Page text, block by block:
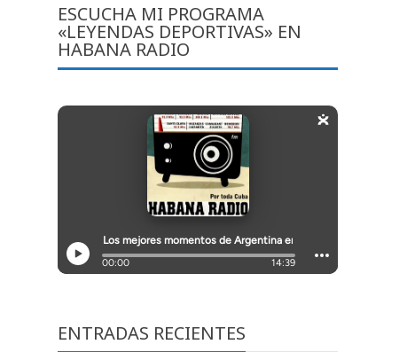
ESCUCHA MI PROGRAMA
«LEYENDAS DEPORTIVAS» EN
HABANA RADIO
ENTRADAS RECIENTES